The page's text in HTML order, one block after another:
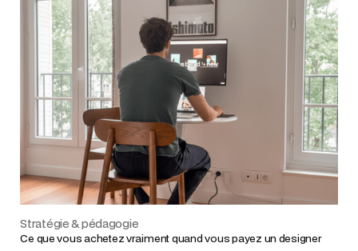
Stratégie & pédagogie
Ce que vous achetez vraiment quand vous payez un designer